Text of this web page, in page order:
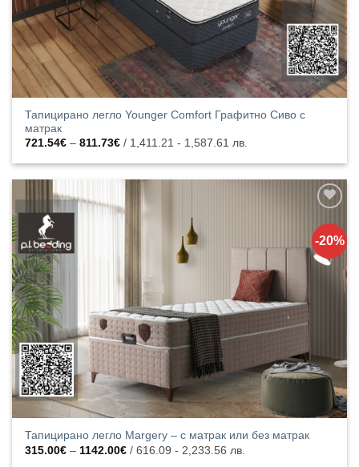
Тапицирано легло Younger Comfort Графитно Сиво с
матрак
721.54€ – 811.73€Price
721.54€
811.73€
/ 1,411.21 - 1,587.61 лв.
-20%
към
списъка с
харесани
продукти
Тапицирано легло Margery – с матрак или без матрак
315.00€ – 1142.00€Price
/ 616.09 - 2,233.56 лв.